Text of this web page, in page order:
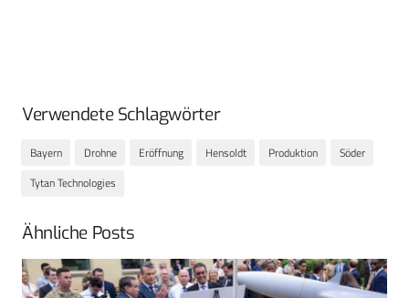
Verwendete Schlagwörter
Bayern Drohne Eröffnung Hensoldt Produktion
Söder
Tytan Technologies
Ähnliche Posts